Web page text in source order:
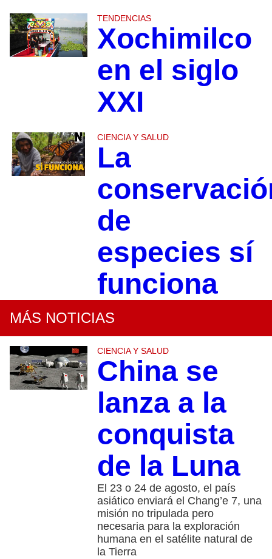
TENDENCIAS
Xochimilco
en el siglo
XXI
CIENCIA Y SALUD
La
de
especies sí
funciona
MÁS NOTICIAS
CIENCIA Y SALUD
China se
lanza a la
conquista
de la Luna
El 23 o 24 de agosto, el país
asiático enviará el Chang’e 7, una
misión no tripulada pero
necesaria para la exploración
humana en el satélite natural de
la Tierra